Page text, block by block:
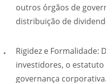
outros órgãos de
distribuição de
Rigidez e Formalidade:
investidores, o
governança corporativa.